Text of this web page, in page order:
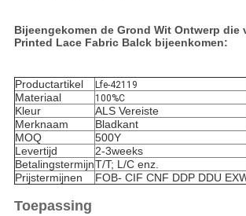
Bijeengekomen de Grond Wit Ontwerp die
Printed Lace Fabric Balck bijeenkomen:
Productartikel Lfe-42119
Materiaal 100%C
Kleur
ALS Vereiste
Merknaam
Bladkant
MOQ
500Y
Levertijd
2-3weeks
BetalingstermijnT/T; L/C enz.
Prijstermijnen
FOB- CIF CNF DDP DDU
Toepassing